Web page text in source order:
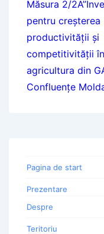
articole
Măsura 2/
pentru creșterea
productivității și
competitivității în
agricultura din
Confluențe
Pagina de start
Prezentare
Despre
Teritoriu